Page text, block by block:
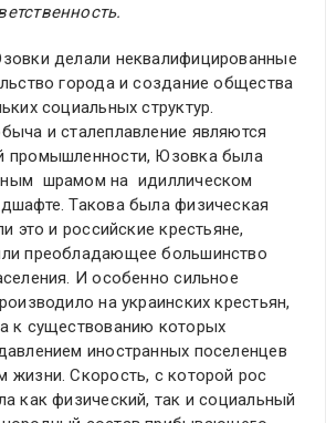
делали неквалифицированные
города и создание общества
социальных структур.
и сталеплавление являются
промышленности, Юзовка была
шрамом на идиллическом
Такова была физическая
это и российские крестьяне,
преобладающее большинство
И особенно сильное
на украинских крестьян,
к существованию которых
иностранных поселенцев
Скорость, с которой рос
как физический, так и социальный